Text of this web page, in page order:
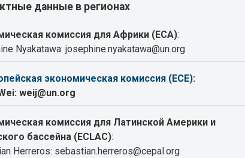
данные в регионах
комиссия для Африки (ECA):
Nyakatawa: josephine.nyakatawa@un.org
экономическая комиссия (ECE):
weij@un.org
комиссия для Латинской Америки и
бассейна (ECLAC):
Herreros: sebastian.herreros@cepal.org